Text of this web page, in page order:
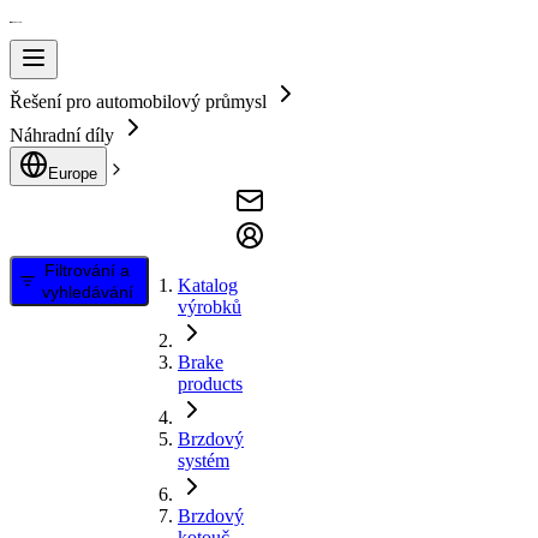
Řešení pro automobilový průmysl
Náhradní díly
Europe
Filtrování a
vyhledávání
Katalog
výrobků
Brake
products
Brzdový
systém
Brzdový